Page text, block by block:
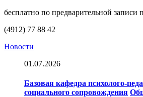
бесплатно по предварительной записи
(4912) 77 88 42
Новости
01.07.2026
Базовая кафедра психолого-
социального сопровождения